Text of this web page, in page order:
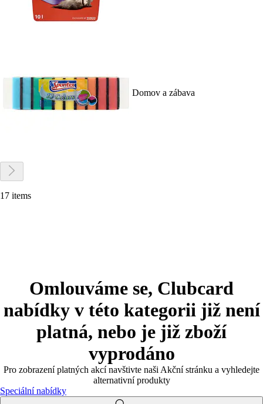
Domov a zábava
17 items
Omlouváme se, Clubcard
nabídky v této kategorii již není
platná, nebo je již zboží
vyprodáno
Pro zobrazení platných akcí navštivte naši Akční stránku a vyhledejte
alternativní produkty
Speciální nabídky